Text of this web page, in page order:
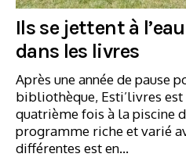
Ils se jettent à
dans les livres
Après une année de pause
bibliothèque, Esti’livres
quatrième fois à la piscine
programme riche et varié
différentes est en…